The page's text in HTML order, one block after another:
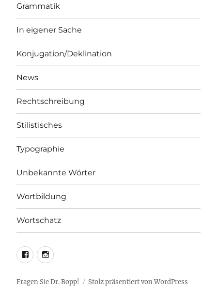
Grammatik
In eigener Sache
Konjugation/Deklination
News
Rechtschreibung
Stilistisches
Typographie
Unbekannte Wörter
Wortbildung
Wortschatz
LEO@Facebook
LEO@Instagram
Fragen Sie Dr. Bopp! Stolz präsentiert von WordPress